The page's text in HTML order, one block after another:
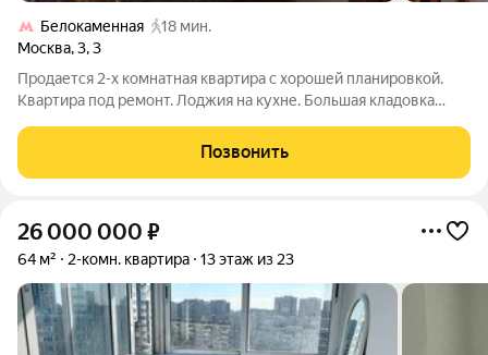
Белокаменная
18 мин.
Москва,3,3
Продается 2-х комнатная квартира с хорошей планировкой.
Квартира под ремонт. Лоджия на кухне. Большая кладовка
стороны. Монолитно-кирпичный дом 2007 года постройки.
Зеленый район. Вся
Позвонить
26 000 000 ₽
64 м² 2-комн. квартира 13 этаж из 23